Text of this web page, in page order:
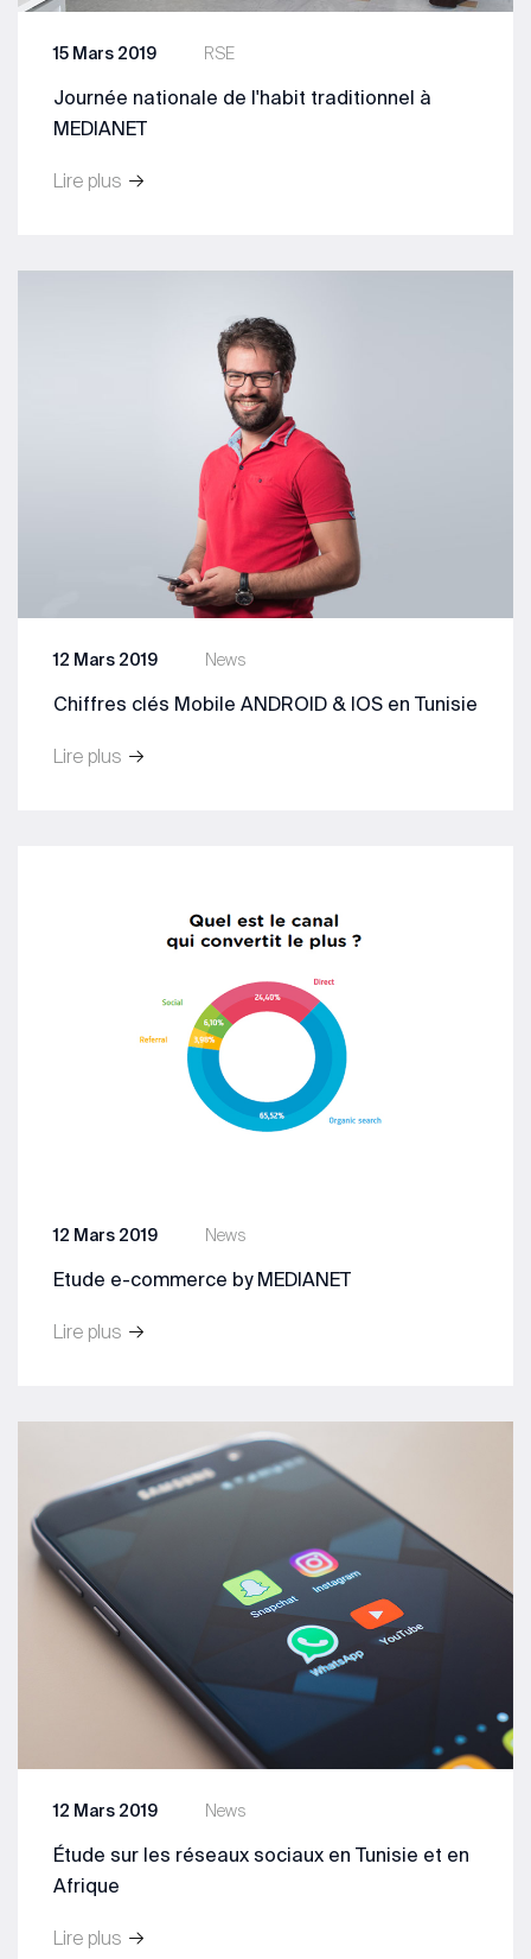
RSE
15 Mars 2019
Journée nationale de l'habit traditionnel à
MEDIANET
Lire plus
News
12 Mars 2019
Chiffres clés Mobile ANDROID & IOS en Tunisie
Lire plus
News
12 Mars 2019
Etude e-commerce by MEDIANET
Lire plus
News
12 Mars 2019
Étude sur les réseaux sociaux en Tunisie et en
Afrique
Lire plus